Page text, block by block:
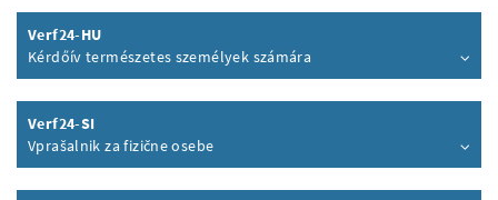
Verf24-HU
Kérdőív természetes személyek számára
Inhalt aufklappen
Verf24-SI
Vprašalnik za fizične osebe
Inhalt aufklappen